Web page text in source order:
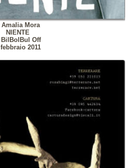
Amalia Mora
NIENTE
BilBolBul Off
febbraio 2011